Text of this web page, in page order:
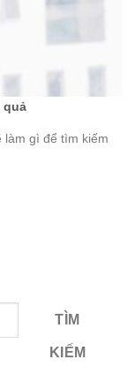
quả
làm gì để tìm kiếm
TÌM
KIẾM